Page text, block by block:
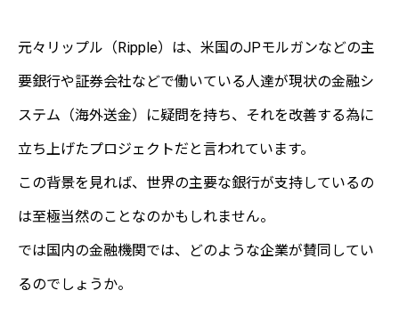
元々リップル（Ripple）は、米国のJPモルガンなどの主
要銀行や証券会社などで働いている人達が現状の金融シ
ステム（海外送金）に疑問を持ち、それを改善する為に
立ち上げたプロジェクトだと言われています。
この背景を見れば、世界の主要な銀行が支持しているの
は至極当然のことなのかもしれません。
では国内の金融機関では、どのような企業が賛同してい
るのでしょうか。